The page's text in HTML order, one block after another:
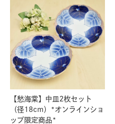
【愁海棠】中皿2枚セット
（径18cm）*オンラインショ
ップ限定商品*